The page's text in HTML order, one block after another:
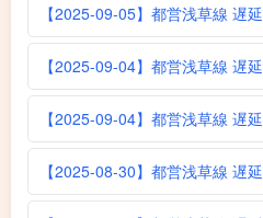
【2025-09-05】都営浅草線 遅延
【2025-09-04】都営浅草線 遅延
【2025-09-04】都営浅草線 遅延
【2025-08-30】都営浅草線 遅延